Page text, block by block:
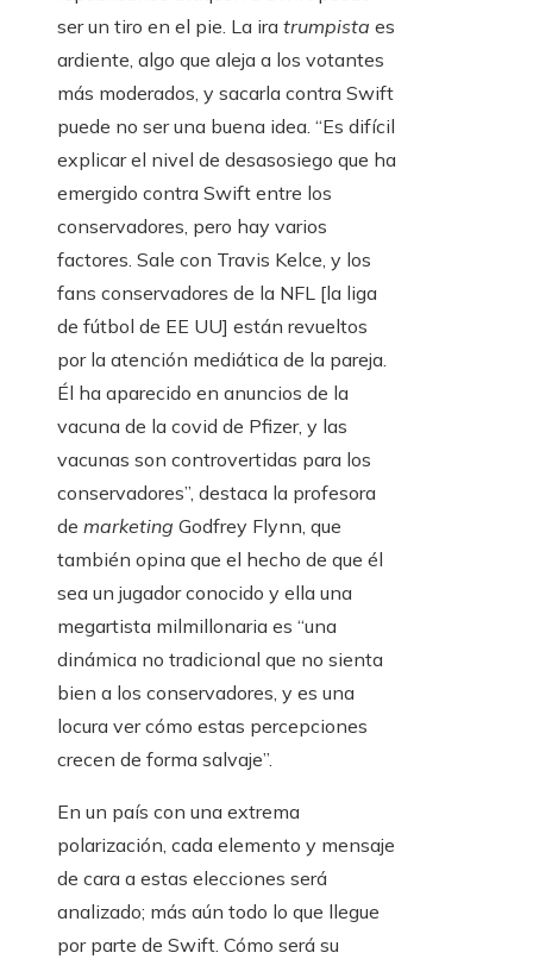
ser un tiro en el pie. La ira trumpista es
ardiente, algo que aleja a los votantes
más moderados, y sacarla contra Swift
puede no ser una buena idea. “Es difícil
explicar el nivel de desasosiego que ha
emergido contra Swift entre los
conservadores, pero hay varios
factores. Sale con Travis Kelce, y los
fans conservadores de la NFL [la liga
de fútbol de EE UU] están revueltos
por la atención mediática de la pareja.
Él ha aparecido en anuncios de la
vacuna de la covid de Pfizer, y las
vacunas son controvertidas para los
conservadores”, destaca la profesora
de marketing Godfrey Flynn, que
también opina que el hecho de que él
sea un jugador conocido y ella una
megartista milmillonaria es “una
dinámica no tradicional que no sienta
bien a los conservadores, y es una
locura ver cómo estas percepciones
crecen de forma salvaje”.
En un país con una extrema
polarización, cada elemento y mensaje
de cara a estas elecciones será
analizado; más aún todo lo que llegue
por parte de Swift. Cómo será su